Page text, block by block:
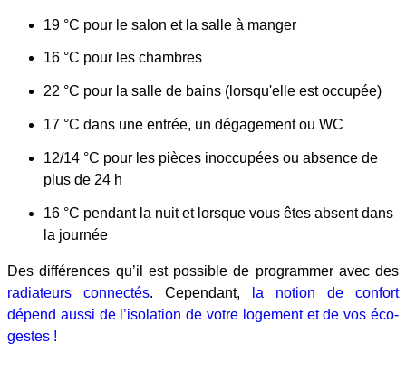
19 °C pour le salon et la salle à manger
16 °C pour les chambres
22 °C pour la salle de bains (lorsqu'elle est occupée)
17 °C dans une entrée, un dégagement ou WC
12/14 °C pour les pièces inoccupées ou absence de
plus de 24 h
16 °C pendant la nuit et lorsque vous êtes absent dans
la journée
Des différences qu’il est possible de programmer avec des
radiateurs connectés. Cependant,
la notion de confort
dépend aussi de l’isolation de votre logement et de vos éco-
gestes !